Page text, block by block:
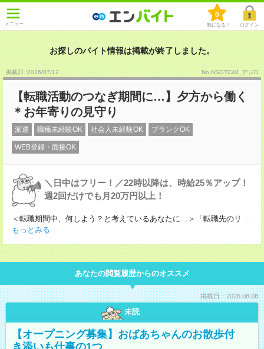
メニュー
0
気になる！ ログイン
お探しのバイト情報は掲載が終了しました。
掲載日 :2026/07/12 No.NSGTC40_デジD
【転職活動のつなぎ期間に…】夕方から働く
＊お年寄りの見守り
派遣 職種未経験OK 社会人未経験OK ブランクOK
WEB登録・面接OK
＼日中はフリー！／22時以降は、時給25％アップ！
週2回だけでも月20万円以上！
＜転職期間中、何しよう？と考えているあなたに…＞「転職先のリ ...
もっとみる
あなたの閲覧履歴からのオススメ
掲載日：2026.08.08
未読
【オープニング募集】おばあちゃんのお散歩付
き添いも仕事の1つ